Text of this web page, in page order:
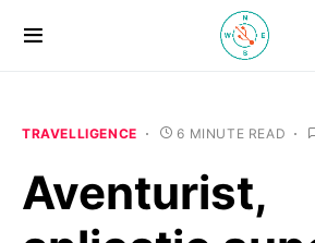
TRAVELLIGENCE 6 MINUTE READ
Aventurist,